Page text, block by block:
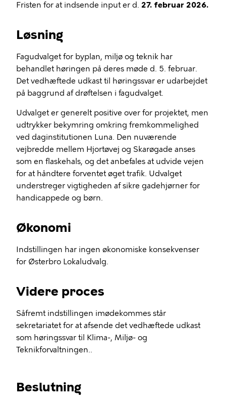
Fristen for at indsende input er d. 27. februar 2026.
Løsning
Fagudvalget for byplan, miljø og teknik har
behandlet høringen på deres møde d. 5. februar.
Det vedhæftede udkast til høringssvar er udarbejdet
på baggrund af drøftelsen i fagudvalget.
Udvalget er generelt positive over for projektet, men
udtrykker bekymring omkring fremkommelighed
ved daginstitutionen Luna. Den nuværende
vejbredde mellem Hjortøvej og Skarøgade anses
som en flaskehals, og det anbefales at udvide vejen
for at håndtere forventet øget trafik. Udvalget
understreger vigtigheden af sikre gadehjørner for
handicappede og børn.
Økonomi
Indstillingen har ingen økonomiske konsekvenser
for Østerbro Lokaludvalg.
Videre proces
Såfremt indstillingen imødekommes står
sekretariatet for at afsende det vedhæftede udkast
som høringssvar til Klima-, Miljø- og
Teknikforvaltningen..
Beslutning